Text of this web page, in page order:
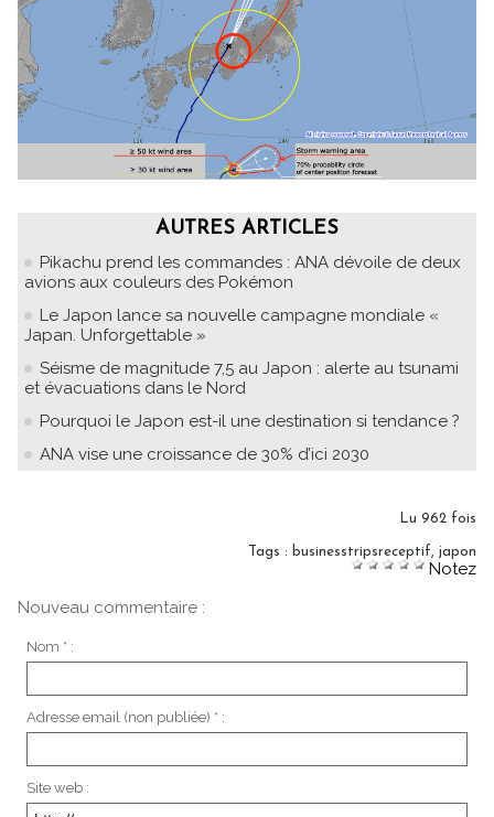
AUTRES ARTICLES
Pikachu prend les commandes : ANA dévoile de deux
avions aux couleurs des Pokémon
Le Japon lance sa nouvelle campagne mondiale «
Japan. Unforgettable »
Séisme de magnitude 7,5 au Japon : alerte au tsunami
et évacuations dans le Nord
Pourquoi le Japon est-il une destination si tendance ?
ANA vise une croissance de 30% d’ici 2030
Lu 962 fois
Tags : businesstripsreceptif, japon
Notez
Nouveau commentaire :
Nom * :
Adresse email (non publiée) * :
Site web :